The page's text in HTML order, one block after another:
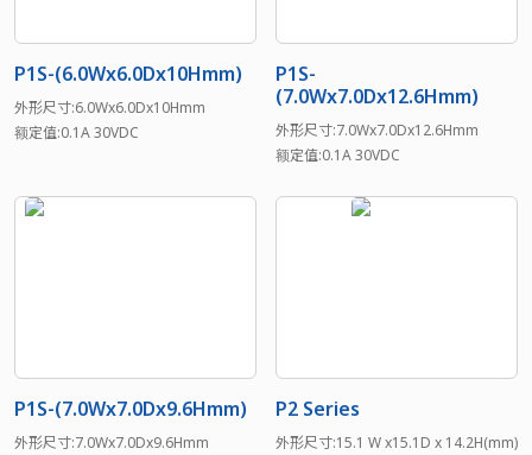
P1S-(6.0Wx6.0Dx10Hmm)
外形尺寸:6.0Wx6.0Dx10Hmm
额定值:0.1A 30VDC
P1S-
(7.0Wx7.0Dx12.6Hmm)
外形尺寸:7.0Wx7.0Dx12.6Hmm
额定值:0.1A 30VDC
P1S-(7.0Wx7.0Dx9.6Hmm)
外形尺寸:7.0Wx7.0Dx9.6Hmm
P2 Series
外形尺寸:15.1 W x15.1D x 14.2H(mm)